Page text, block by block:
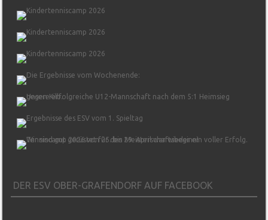
DER ESV OBER-GRAFENDORF AUF FACEBOOK